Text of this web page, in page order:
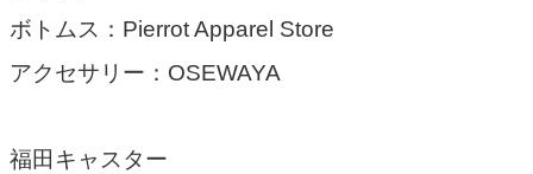
ボトムス：Pierrot Apparel Store
アクセサリー：OSEWAYA
福田キャスター